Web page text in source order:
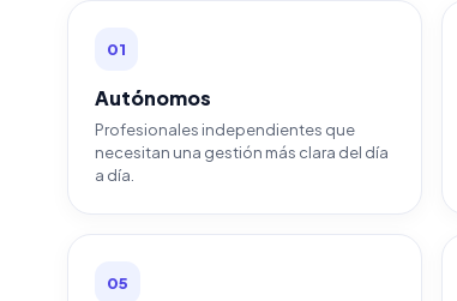
01
Autónomos
Profesionales independientes que
necesitan una gestión más clara del día
a día.
05